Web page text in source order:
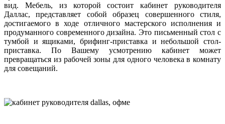
вид. Мебель, из которой состоит кабинет руководителя
Даллас, представляет собой образец совершенного стиля,
достигаемого в ходе отличного мастерского исполнения и
продуманного современного дизайна. Это письменный стол с
тумбой и ящиками, брифинг-приставка и небольшой стол-
приставка. По Вашему усмотрению кабинет может
превращаться из рабочей зоны для одного человека в комнату
для совещаний.